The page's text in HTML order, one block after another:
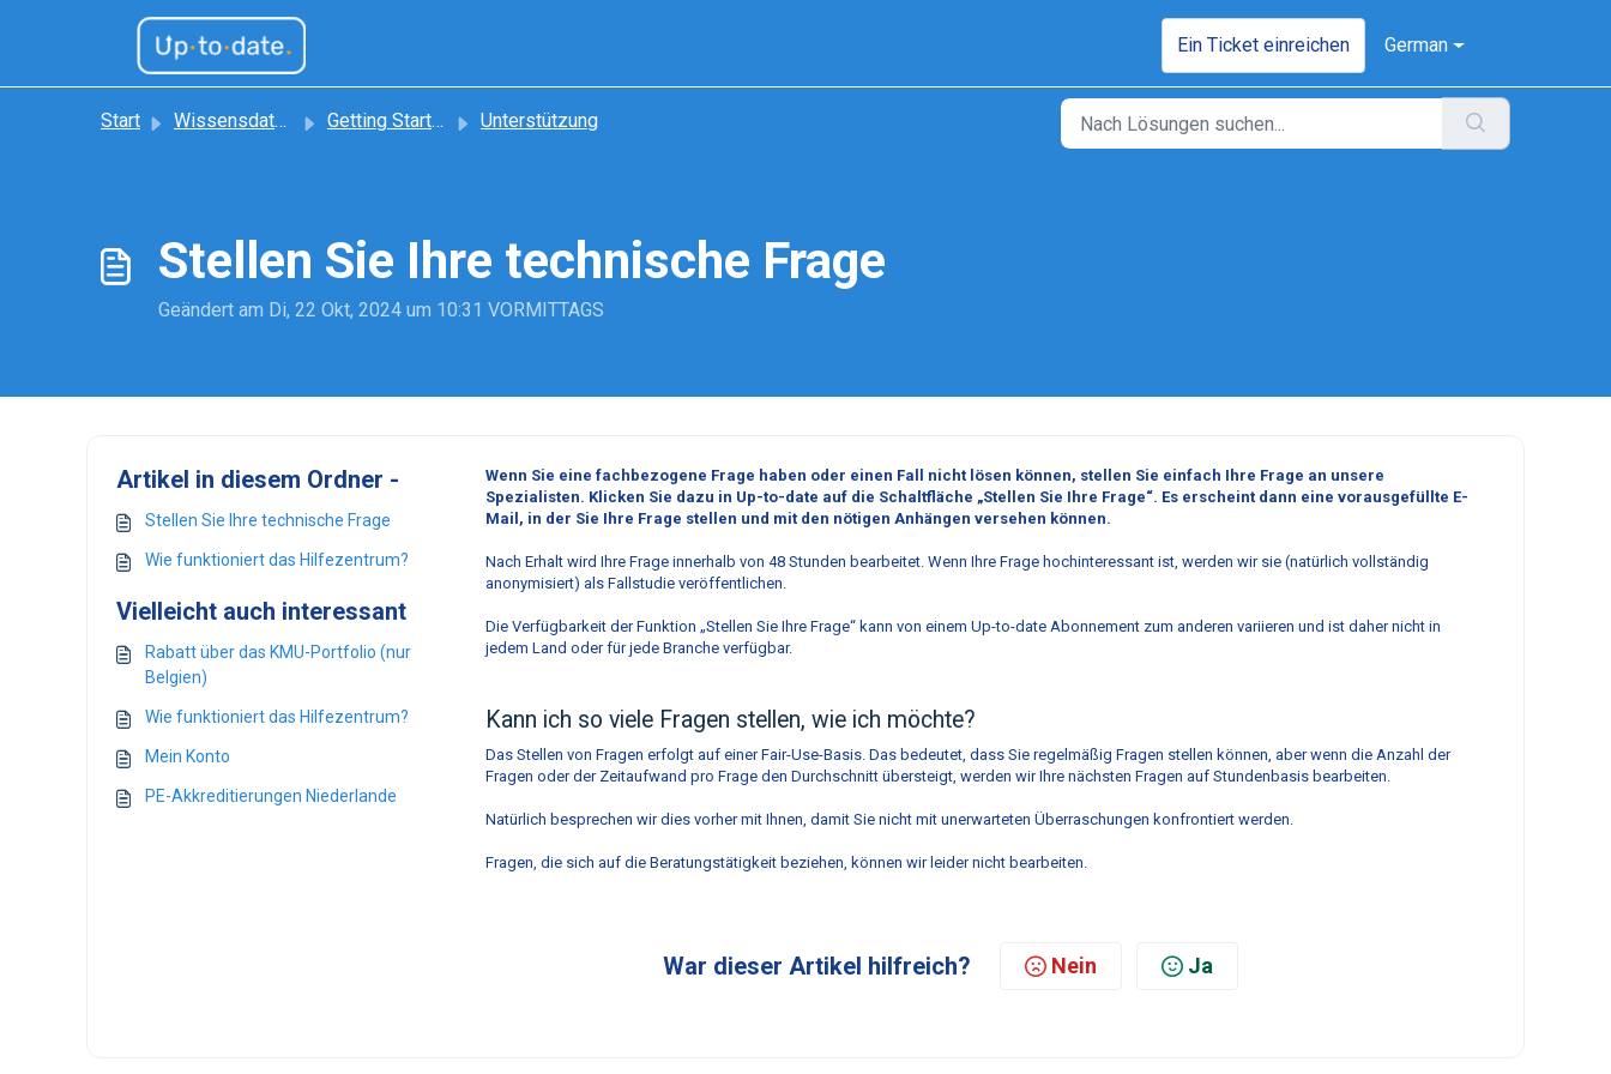
Ein Ticket einreichen
German
Start Wissensdatenbank Getting Started Unterstützung
Stellen Sie Ihre technische Frage
Geändert am Di, 22 Okt, 2024 um 10:31 VORMITTAGS
Artikel in diesem Ordner -
Stellen Sie Ihre technische Frage
Wie funktioniert das Hilfezentrum?
Vielleicht auch interessant
Rabatt über das KMU-Portfolio (nur
Belgien)
Wie funktioniert das Hilfezentrum?
Mein Konto
PE-Akkreditierungen Niederlande
Wenn Sie eine fachbezogene Frage haben oder einen Fall nicht lösen können, stellen Sie einfach Ihre Frage an unsere
Spezialisten. Klicken Sie dazu in Up-to-date auf die Schaltfläche „Stellen Sie Ihre Frage“. Es erscheint dann eine vorausgefüllte E-
Mail, in der Sie Ihre Frage stellen und mit den nötigen Anhängen versehen können.
Nach Erhalt wird Ihre Frage innerhalb von 48 Stunden bearbeitet. Wenn Ihre Frage hochinteressant ist, werden wir sie (natürlich vollständig
anonymisiert) als Fallstudie veröffentlichen.
Die Verfügbarkeit der Funktion „Stellen Sie Ihre Frage“ kann von einem Up-to-date Abonnement zum anderen variieren und ist daher nicht in
jedem Land oder für jede Branche verfügbar.
Kann ich so viele Fragen stellen, wie ich möchte?
Das Stellen von Fragen erfolgt auf einer Fair-Use-Basis. Das bedeutet, dass Sie regelmäßig Fragen stellen können, aber wenn die Anzahl der
Fragen oder der Zeitaufwand pro Frage den Durchschnitt übersteigt, werden wir Ihre nächsten Fragen auf Stundenbasis bearbeiten.
Natürlich besprechen wir dies vorher mit Ihnen, damit Sie nicht mit unerwarteten Überraschungen konfrontiert werden.
Fragen, die sich auf die Beratungstätigkeit beziehen, können wir leider nicht bearbeiten.
War dieser Artikel hilfreich? Nein Ja